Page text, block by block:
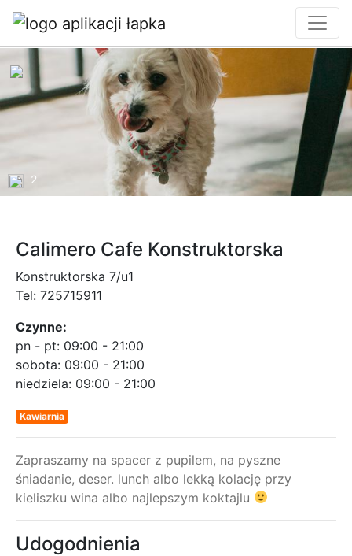
2
Calimero Cafe Konstruktorska
Konstruktorska 7/u1
Tel: 725715911
Czynne:
pn - pt: 09:00 - 21:00
sobota: 09:00 - 21:00
niedziela: 09:00 - 21:00
Kawiarnia
Zapraszamy na spacer z pupilem, na pyszne
śniadanie, deser. lunch albo lekką kolację przy
kieliszku wina albo najlepszym koktajlu
Udogodnienia